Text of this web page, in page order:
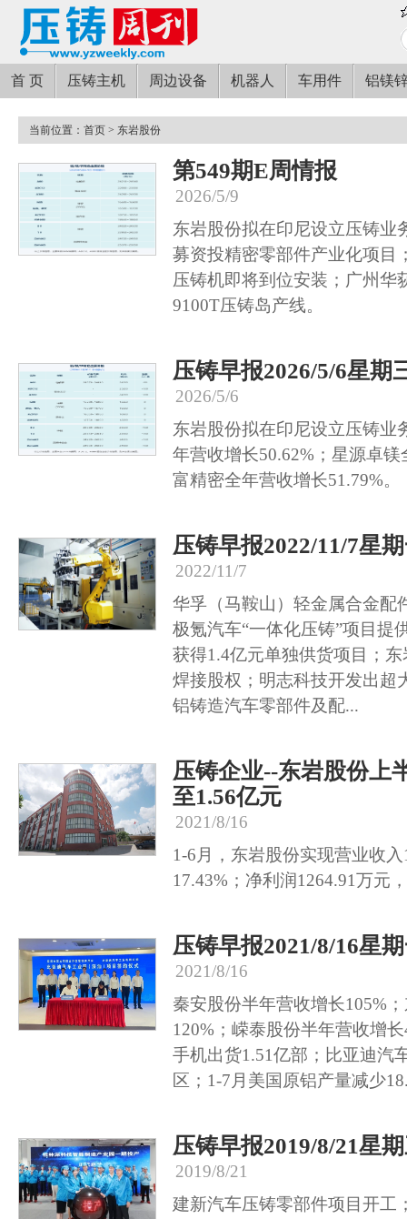
首 页 压铸主机 周边设备 机器人 车用件 铝镁
当前位置： 首页 > 东岩股份
第549期E周情报
2026/5/9
东岩股份拟在印尼设立压铸业
募资投精密零部件产业化项目
压铸机即将到位安装；广州华
9100T压铸岛产线。
压铸早报2026/5/6星期
2026/5/6
东岩股份拟在印尼设立压铸业
年营收增长50.62%；星源卓
富精密全年营收增长51.79%。
压铸早报2022/11/7星
2022/11/7
华孚（马鞍山）轻金属合金配
极氪汽车“一体化压铸”项目提
获得1.4亿元单独供货项目；
焊接股权；明志科技开发出超
铝铸造汽车零部件及配...
压铸企业--东岩股份上
至1.56亿元
2021/8/16
1-6月，东岩股份实现营业收
17.43%；净利润1264.91万元
压铸早报2021/8/16星
2021/8/16
秦安股份半年营收增长105%
120%；嵘泰股份半年营收增
手机出货1.51亿部；比亚迪汽
区；1-7月美国原铝产量减少
压铸早报2019/8/21星
2019/8/21
建新汽车压铸零部件项目开工